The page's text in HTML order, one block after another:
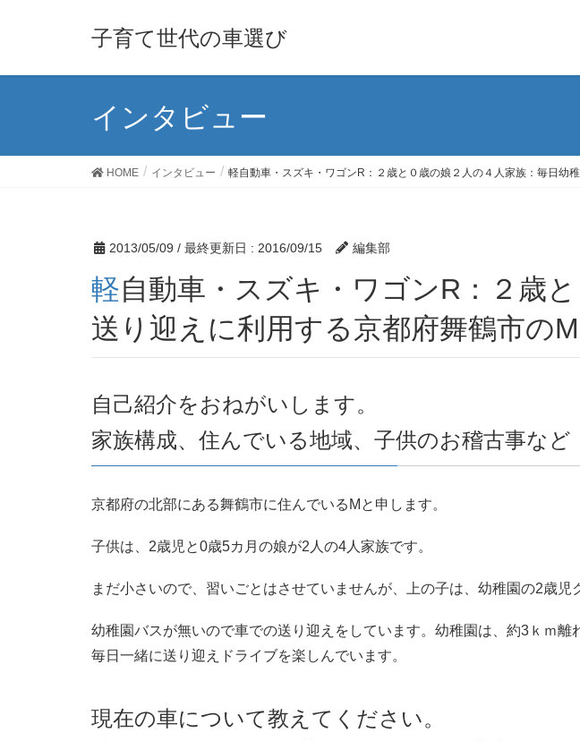
子育て世代の車選び
インタビュー
HOME インタビュー 軽自動車・スズキ・ワゴンR：２歳と０歳の娘２人の４人家族：毎日幼
2013/05/09 / 最終更新日 : 2016/09/15 編集部
軽自動車・スズキ・ワゴンR：２歳と０歳の娘２人の４人家族：毎日幼稚園の
送り迎えに利用する京都府舞鶴市の
自己紹介をおねがいします。
家族構成、住んでいる地域、子供のお稽古事など
京都府の北部にある舞鶴市に住んでいるMと申します。
子供は、2歳児と0歳5カ月の娘が2人の4人家族です。
まだ小さいので、習いごとはさせていませんが、上の子は、幼稚園の2歳児
幼稚園バスが無いので車での送り迎えをしています。幼稚園は、約3ｋｍ
毎日一緒に送り迎えドライブを楽しんでいます。
現在の車について教えてください。